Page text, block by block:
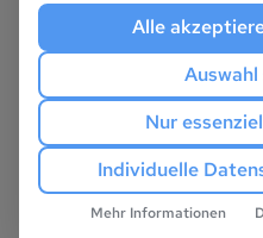
Alle
Nur
Individuelle
Mehr Informationen